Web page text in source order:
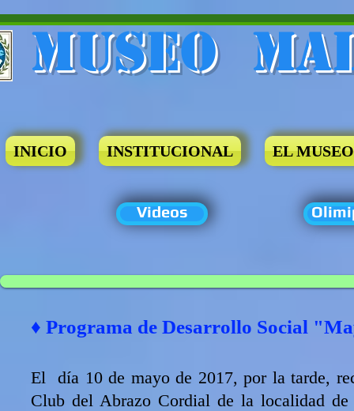
Museo​
INICIO INSTITUCIONAL EL MUSEO
Videos
♦ Programa de Desarrollo Social
El día 10 de mayo de 2017, por la tarde,
Club del Abrazo Cordial de la localidad